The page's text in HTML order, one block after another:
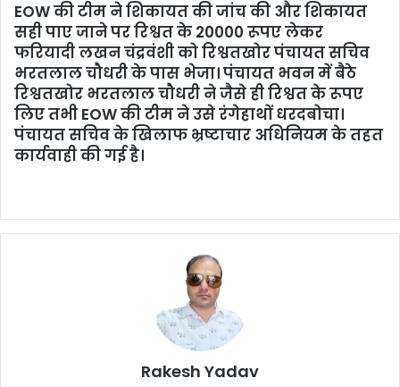
EOW की टीम ने शिकायत की जांच की और शिकायत
सही पाए जाने पर रिश्वत के 20000 रूपए लेकर
फरियादी लखन चंद्रवंशी को रिश्वतखोर पंचायत सचिव
भरतलाल चौधरी के पास भेजा। पंचायत भवन में बैठे
रिश्वतखोर भरतलाल चौधरी ने जैसे ही रिश्वत के रूपए
लिए तभी EOW की टीम ने उसे रंगेहाथों धरदबोचा।
पंचायत सचिव के खिलाफ भ्रष्टाचार अधिनियम के तहत
कार्यवाही की गई है।
Rakesh Yadav